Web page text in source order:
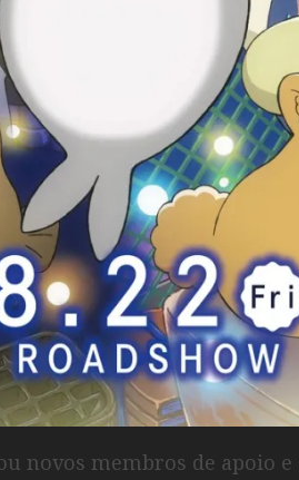
novos membros de apoio